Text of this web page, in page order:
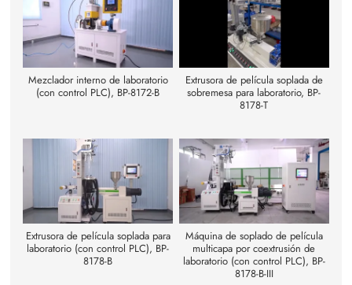
Mezclador interno de laboratorio
(con control PLC), BP-8172-B
Extrusora de película soplada de
sobremesa para laboratorio, BP-
8178-T
Extrusora de película soplada para
laboratorio (con control PLC), BP-
8178-B
Máquina de soplado de película
multicapa por coextrusión de
laboratorio (con control PLC), BP-
8178-B-III